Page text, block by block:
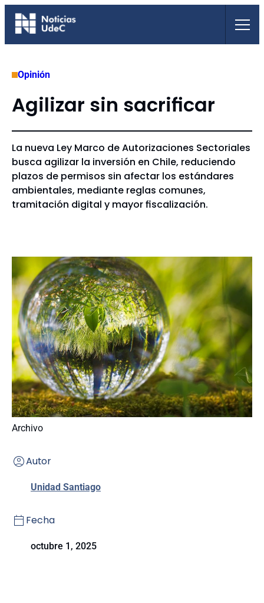
Saltar
Opinión
Agilizar sin sacrificar
La nueva Ley Marco de Autorizaciones Sectoriales
busca agilizar la inversión en Chile, reduciendo
plazos de permisos sin afectar los estándares
ambientales, mediante reglas comunes,
tramitación digital y mayor fiscalización.
Archivo
Autor
Unidad Santiago
Fecha
octubre 1, 2025